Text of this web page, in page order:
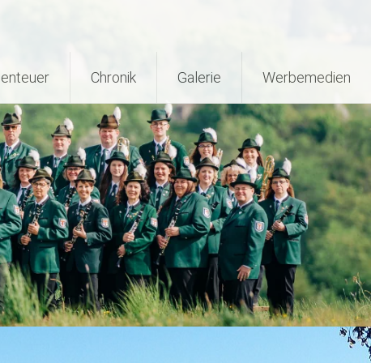
Chronik Galerie Werbemedien